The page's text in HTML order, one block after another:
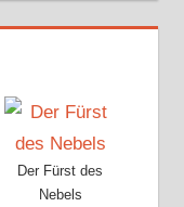
Der Fürst des
Nebels